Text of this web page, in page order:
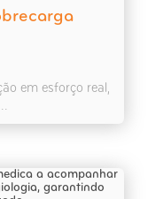
em esforço real,